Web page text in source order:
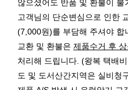
않으셨어도 반품 및 환불이 불
고객님의 단순변심으로 인한
(7,000원)를 부담해 주셔야 합
교환 및 환불은 제품수거 후
처리해 드립니다. (왕복 택배
도 및 도서산간지역은 실비청